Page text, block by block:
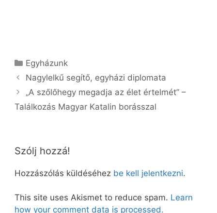
Kategória
Egyházunk
Nagylelkű segítő, egyházi diplomata
„A szőlőhegy megadja az élet értelmét” –
Találkozás Magyar Katalin borásszal
Szólj hozzá!
Hozzászólás küldéséhez be kell jelentkezni.
This site uses Akismet to reduce spam. Learn
how your comment data is processed.